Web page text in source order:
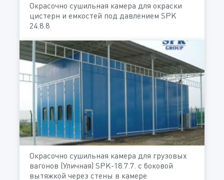
Окрасочно сушильная камера для окраски
цистерн и емкостей под давлением SPK
24.8.8
Окрасочно сушильная камера для грузовых
вагонов (Уличная) SPK-18.7.7. с боковой
вытяжкой через стены в камере